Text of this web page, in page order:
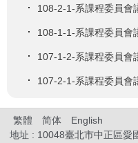
108-2-1-系課程委員會
108-1-1-系課程委員會
107-1-2-系課程委員會
107-2-1-系課程委員會
繁體 简体
English
地址 : 10048臺北市中正區愛